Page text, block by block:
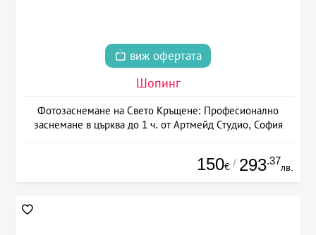
виж офертата
Шопинг
Фотозаснемане на Свето Кръщене: Професионално
заснемане в църква до 1 ч. от Артмейд Студио, София
150€ / 293.37
лв.